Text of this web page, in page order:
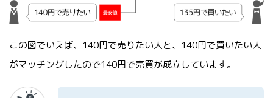
この図でいえば、140円で売りたい人と、140円で買いたい人
がマッチングしたので140円で売買が成立しています。